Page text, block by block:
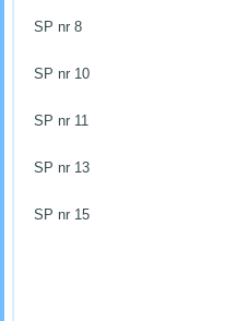
SP nr 8
SP nr 10
SP nr 11
SP nr 13
SP nr 15